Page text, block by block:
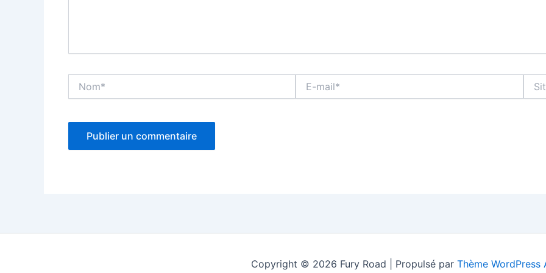
mail*
Copyright © 2026 Fury Road | Propulsé par Thème WordPress